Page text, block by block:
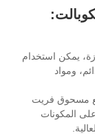
يمكن استخدام
ومواد
مسحوق فريت
المكونات